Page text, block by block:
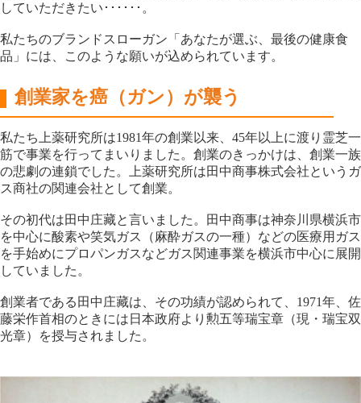
していただきたい･･････。
私たちのブランドスローガン「あなたが選ぶ、最後の健康食
品」には、このような願いが込められています。
創業家を癌（ガン）が襲う
私たち上薬研究所は1981年の創業以来、45年以上に渡り霊芝一
筋で事業を行ってまいりました。創業のきっかけは、創業一族
の悲劇の連鎖でした。上薬研究所は田中商事株式会社というガ
ス商社の関連会社として創業。
その初代は田中庄藏と言いました。田中商事は神奈川県横浜市
を中心に酸素や笑気ガス（麻酔ガスの一種）などの医療用ガス
を手始めにプロパンガスなどガス関連事業を横浜市中心に展開
していました。
創業者である田中庄藏は、その功績が認められて、1971年、佐
藤栄作首相のときには日本政府より勲五等瑞宝章（現・瑞宝双
光章）を授与されました。